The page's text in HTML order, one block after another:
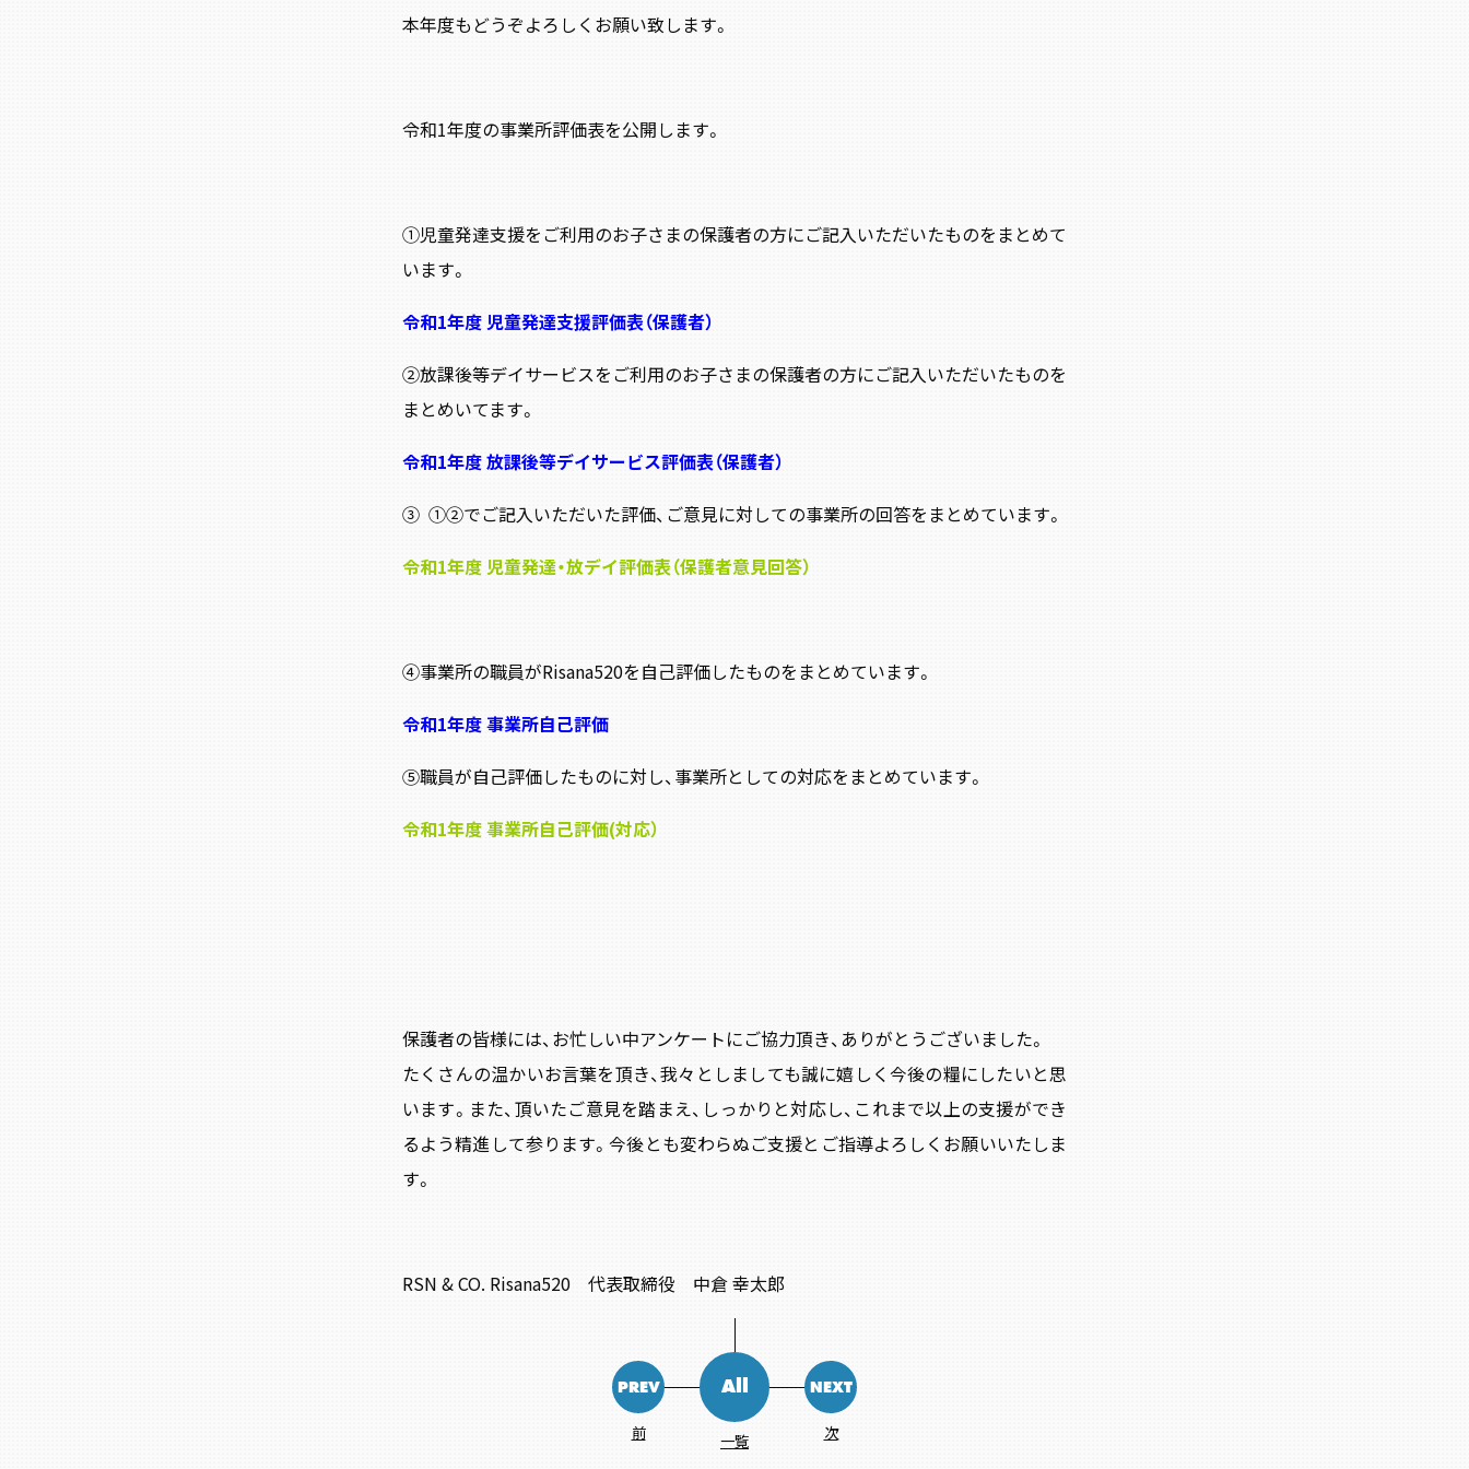
本年度もどうぞよろしくお願い致します。
令和1年度の事業所評価表を公開します。
①児童発達支援をご利用のお子さまの保護者の方にご記入いただいたものをまとめて
います。
令和1年度 児童発達支援評価表（保護者）
②放課後等デイサービスをご利用のお子さまの保護者の方にご記入いただいたものを
まとめいてます。
令和1年度 放課後等デイサービス評価表（保護者）
③ ①②でご記入いただいた評価、ご意見に対しての事業所の回答をまとめています。
令和1年度 児童発達・放デイ評価表（保護者意見回答）
④事業所の職員がRisana520を自己評価したものをまとめています。
令和1年度 事業所自己評価
⑤職員が自己評価したものに対し、事業所としての対応をまとめています。
令和1年度 事業所自己評価(対応）
保護者の皆様には、お忙しい中アンケートにご協力頂き、ありがとうございました。
たくさんの温かいお言葉を頂き、我々としましても誠に嬉しく今後の糧にしたいと思
います。また、頂いたご意見を踏まえ、しっかりと対応し、これまで以上の支援ができ
るよう精進して参ります。今後とも変わらぬご支援とご指導よろしくお願いいたしま
す。
RSN & CO. Risana520 代表取締役 中倉 幸太郎
PREV
前
All
一覧
NEXT
次